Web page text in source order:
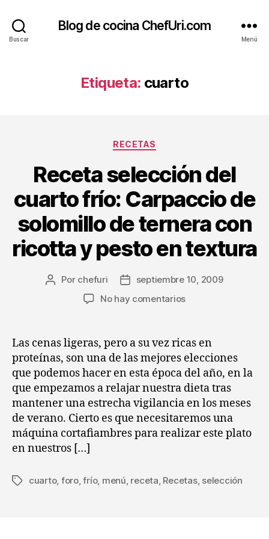
Buscar
Blog de cocina ChefUri.com
Menú
Etiqueta: cuarto
Categorías
RECETAS
Receta selección del
cuarto frío: Carpaccio de
solomillo de ternera con
ricotta y pesto en textura
Autor
Por chefuri
Fecha
la
septiembre 10, 2009
No hay comentariosen
cuarto
frío:
Carpaccio
de
solomillo
de
ternera
pesto
Las cenas ligeras, pero a su vez ricas en
proteínas, son una de las mejores elecciones
que podemos hacer en esta época del año, en la
que empezamos a relajar nuestra dieta tras
mantener una estrecha vigilancia en los meses
de verano. Cierto es que necesitaremos una
máquina cortafiambres para realizar este plato
en nuestros […]
Etiquetas
cuarto, foro,frío, menú receta Recetas, selección